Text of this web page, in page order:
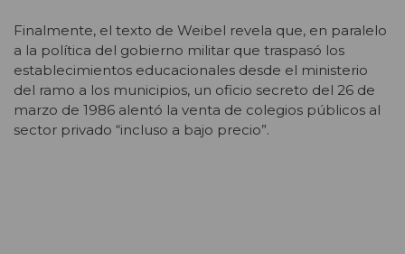
Finalmente, el texto de Weibel revela que, en paralelo
a la política del gobierno militar que traspasó los
establecimientos educacionales desde el ministerio
del ramo a los municipios, un oficio secreto del 26 de
marzo de 1986 alentó la venta de colegios públicos al
sector privado “incluso a bajo precio”.